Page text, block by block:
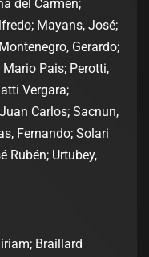
del Carmen;
Mayans, José;
Gerardo;
Pais; Perotti,
Vergara;
Carlos; Sacnun,
Fernando; Solari
Rubén; Urtubey,
Braillard